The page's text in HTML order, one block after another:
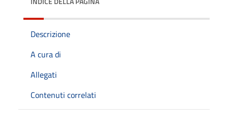
Descrizione
A cura di
Allegati
Contenuti correlati